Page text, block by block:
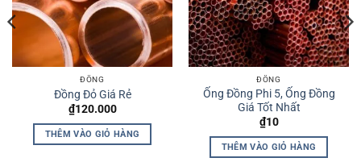
ĐỒNG
Đồng Đỏ Giá Rẻ
₫120.000
THÊM VÀO GIỎ HÀNG
ĐỒNG
Ống Đồng Phi 5, Ống Đồng
Giá Tốt Nhất
₫10
THÊM VÀO GIỎ HÀNG